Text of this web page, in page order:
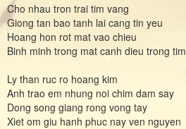
Cho nhau tron trai tim vang
Giong tan bao tanh lai cang tin yeu
Hoang hon rot mat vao chieu
Binh minh trong mat canh dieu trong tim
Ly than ruc ro hoang kim
Anh trao em nhung noi chim dam say
Dong song giang rong vong tay
Xiet om giu hanh phuc nay ven nguyen